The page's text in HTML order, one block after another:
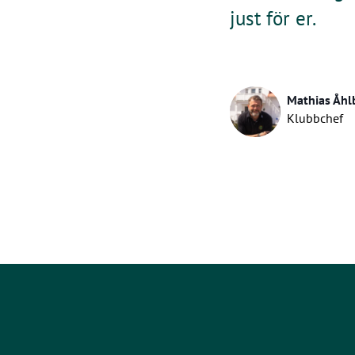
just för er.
Mathias
Klubbchef